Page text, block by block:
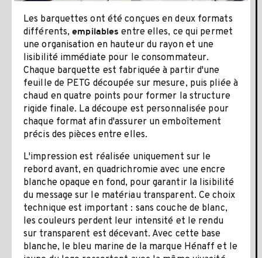
Les barquettes ont été conçues en deux formats
différents,empilables entre elles, ce qui permet
une organisation en hauteur du rayon et une
lisibilité immédiate pour le consommateur.
Chaque barquette est fabriquée à partir d'une
feuille de PETG découpée sur mesure, puis pliée à
chaud en quatre points pour former la structure
rigide finale. La découpe est personnalisée pour
chaque format afin d'assurer un emboîtement
précis des pièces entre elles.
L'impression est réalisée uniquement sur le
rebord avant, en quadrichromie avec une encre
blanche opaque en fond, pour garantir la lisibilité
du message sur le matériau transparent. Ce choix
technique est important : sans couche de blanc,
les couleurs perdent leur intensité et le rendu
sur transparent est décevant. Avec cette base
blanche, le bleu marine de la marque Hénaff et le